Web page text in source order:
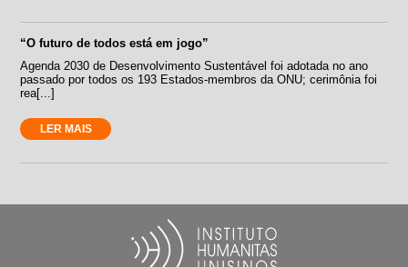
“O futuro de todos está em jogo”
Agenda 2030 de Desenvolvimento Sustentável foi adotada no ano
passado por todos os 193 Estados-membros da ONU; cerimônia foi
rea[...]
LER MAIS